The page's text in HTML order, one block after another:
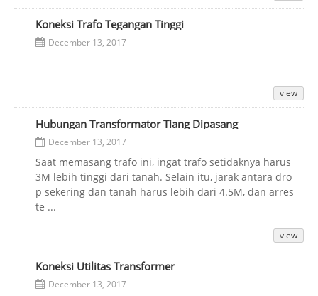
Koneksi Trafo Tegangan Tinggi
December 13, 2017
view
Hubungan Transformator Tiang Dipasang
December 13, 2017
Saat memasang trafo ini, ingat trafo setidaknya harus
3M lebih tinggi dari tanah. Selain itu, jarak antara dro
p sekering dan tanah harus lebih dari 4.5M, dan arres
te ...
view
Koneksi Utilitas Transformer
December 13, 2017